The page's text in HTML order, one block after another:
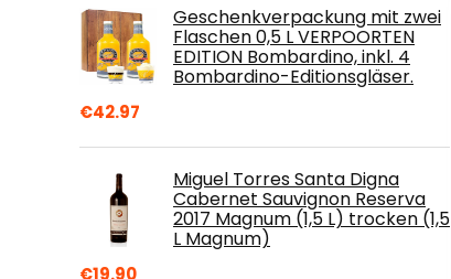
Geschenkverpackung mit zwei
Flaschen 0,5 L VERPOORTEN
EDITION Bombardino, inkl. 4
Bombardino-Editionsgläser.
€42.97
Miguel Torres Santa Digna
Cabernet Sauvignon Reserva
2017 Magnum (1,5 L) trocken (1,5
L Magnum)
€19.90